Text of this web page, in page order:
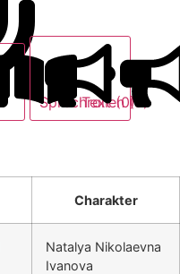
Sprechrollen (8)
Text (0)
Charakter
Natalya Nikolaevna
Ivanova